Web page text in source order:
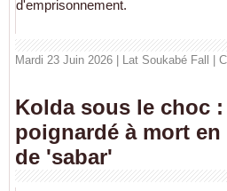
d'emprisonnement.
Mardi 23 Juin 2026 | Lat Soukabé Fall |
Kolda sous le choc
poignardé à mort
de 'sabar'